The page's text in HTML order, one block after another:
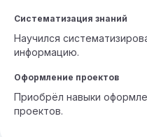
Систематизация знаний
Научился
информацию.
Оформление проектов
Приобрёл навыки
проектов.